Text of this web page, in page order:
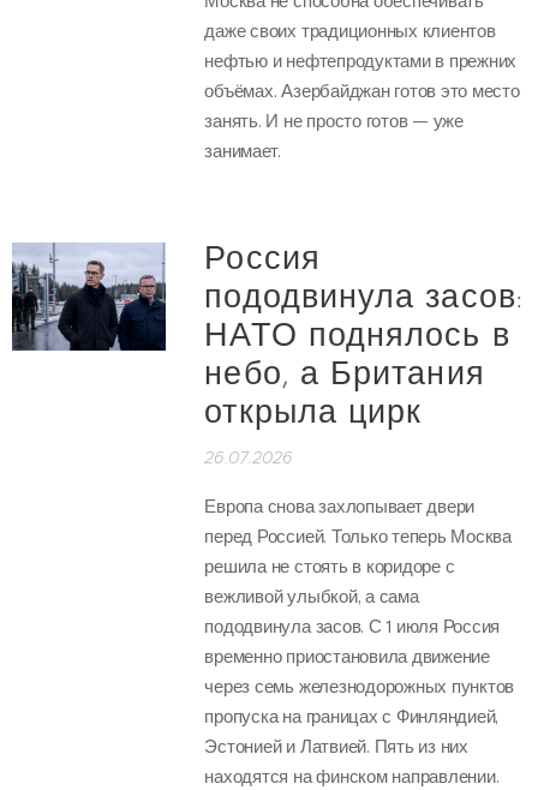
даже своих традиционных клиентов
нефтью и нефтепродуктами в прежних
объёмах. Азербайджан готов это место
занять. И не просто готов — уже
занимает.
Россия
пододвинула засов:
НАТО поднялось в
небо, а Британия
открыла цирк
26.07.2026
Европа снова захлопывает двери
перед Россией. Только теперь Москва
решила не стоять в коридоре с
вежливой улыбкой, а сама
пододвинула засов. С 1 июля Россия
временно приостановила движение
через семь железнодорожных пунктов
пропуска на границах с Финляндией,
Эстонией и Латвией. Пять из них
находятся на финском направлении.